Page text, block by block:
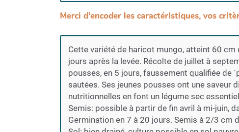
Merci d'encoder les caractéristiques, vos